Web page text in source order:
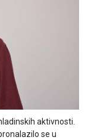
aktivnosti.
se u